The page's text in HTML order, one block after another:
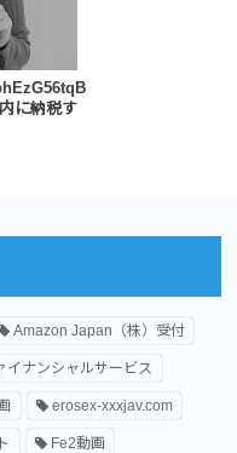
に納税す
Amazon Japan（株）受付
イナンシャルサービス
erosex-xxxjav.com
Fe2動画